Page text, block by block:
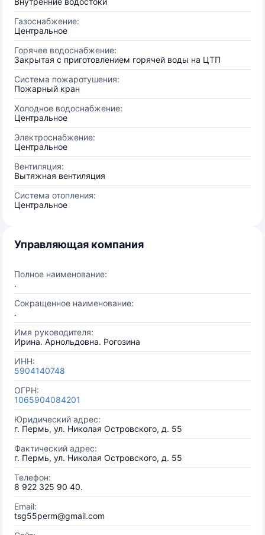
Газоснабжение:
Центральное
Горячее водоснабжение:
Закрытая с приготовлением горячей воды на ЦТП
Система пожаротушения:
Пожарный кран
Холодное водоснабжение:
Центральное
Электроснабжение:
Центральное
Вентиляция:
Вытяжная вентиляция
Система отопления:
Центральное
Управляющая компания
Полное наименование:
.
Сокращенное наименование:
.
Имя руководителя:
Ирина. Арнольдовна. Рогозина
ИНН:
5904140748
ОГРН:
1065904084201
Юридический адрес:
г. Пермь, ул. Николая Островского, д. 55
Фактический адрес:
г. Пермь, ул. Николая Островского, д. 55
Телефон:
8 922 325 90 40.
Email:
tsg55perm@gmail.com